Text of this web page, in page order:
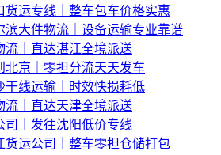
货运专线｜整车包车价格实惠
滨大件物流｜设备运输专业靠谱
流｜直达湛江全境派送
北京｜零担分流天天发车
干线运输｜时效快损耗低
流｜直达天津全境派送
司｜发往沈阳低价专线
货运公司｜整车零担仓储打包